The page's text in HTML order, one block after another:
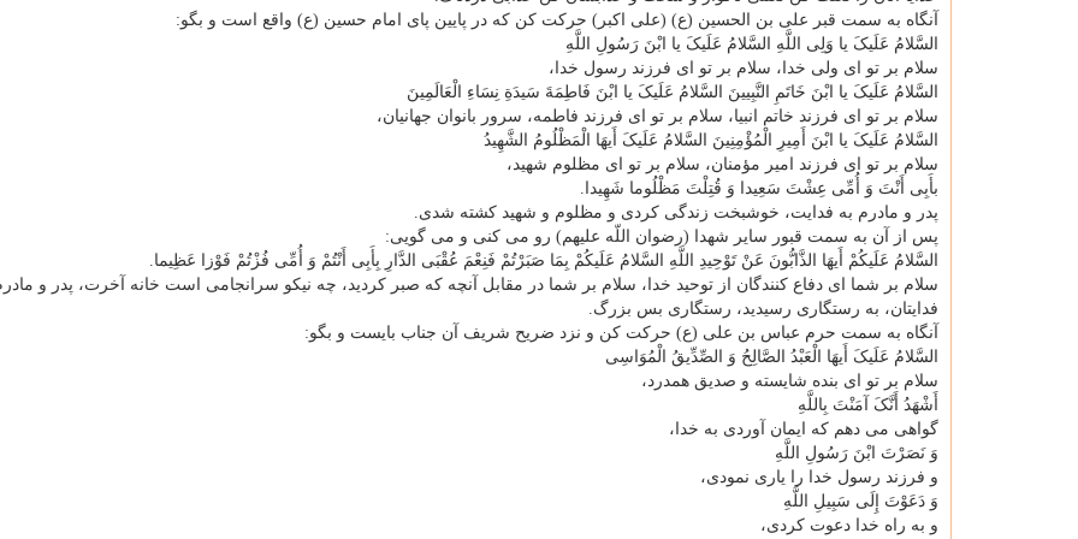
آنگاه به سمت قبر علی بن الحسین (ع) (علی اکبر) حرکت کن که در پایین پای امام حسین (ع) واقع است و بگو:
السَّلامُ عَلَیکَ یا وَلِی اللَّهِ السَّلامُ عَلَیکَ یا ابْنَ رَسُولِ اللَّهِ
سلام بر تو ای ولی خدا، سلام بر تو ای فرزند رسول خدا،
السَّلامُ عَلَیکَ یا ابْنَ خَاتَمِ النَّبِیینَ السَّلامُ عَلَیکَ یا ابْنَ فَاطِمَةَ سَیدَةِ نِسَاءِ الْعَالَمِینَ
سلام بر تو ای فرزند خاتم انبیا، سلام بر تو ای فرزند فاطمه، سرور بانوان جهانیان،
السَّلامُ عَلَیکَ یا ابْنَ أَمِیرِ الْمُؤْمِنِینَ السَّلامُ عَلَیکَ أَیهَا الْمَظْلُومُ الشَّهِیدُ
سلام بر تو ای فرزند امیر مؤمنان، سلام بر تو ای مظلوم شهید،
بأَبِی أَنْتَ وَ أُمِّی عِشْتَ سَعِیدا وَ قُتِلْتَ مَظْلُوما شَهِیدا.
پدر و مادرم به فدایت، خوشبخت زندگی کردی و مظلوم و شهید کشته شدی.
پس از آن به سمت قبور سایر شهدا (رضوان اللّه علیهم) رو می کنی و می گویی:
السَّلامُ عَلَیکُمْ أَیهَا الذَّابُّونَ عَنْ تَوْحِیدِ اللَّهِ السَّلامُ عَلَیکُمْ بِمَا صَبَرْتُمْ فَنِعْمَ عُقْبَی الدَّارِ بِأَبِی أَنْتُمْ وَ أُمِّی فُزْتُمْ فَوْزا عَظِیما.
سلام بر شما ای دفاع کنندگان از توحید خدا، سلام بر شما در مقابل آنچه که صبر کردید، چه نیکو سرانجامی است خانه آخرت، پدر و
فدایتان، به رستگاری رسیدید، رستگاری بس بزرگ.
آنگاه به سمت حرم عباس بن علی (ع) حرکت کن و نزد ضریح شریف آن جناب بایست و بگو:
السَّلامُ عَلَیکَ أَیهَا الْعَبْدُ الصَّالِحُ وَ الصِّدِّیقُ الْمُوَاسِی
سلام بر تو ای بنده شایسته و صدیق همدرد،
أَشْهَدُ أَنَّکَ آمَنْتَ بِاللَّهِ
گواهی می دهم که ایمان آوردی به خدا،
وَ نَصَرْتَ ابْنَ رَسُولِ اللَّهِ
و فرزند رسول خدا را یاری نمودی،
وَ دَعَوْتَ إِلَی سَبِیلِ اللَّهِ
و به راه خدا دعوت کردی،